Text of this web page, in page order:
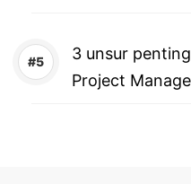
3 unsur
Project